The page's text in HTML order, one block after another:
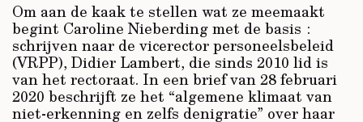
Om aan de kaak te stellen wat ze meemaakt
begint Caroline Nieberding met de basis :
schrijven naar de vicerector personeelsbeleid
(VRPP), Didier Lambert, die sinds 2010 lid is
van het rectoraat. In een brief van 28 februari
2020 beschrijft ze het “algemene klimaat van
niet-erkenning en zelfs denigratie” over haar